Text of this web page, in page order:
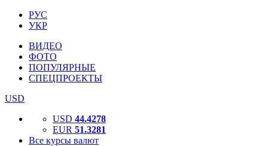
РУС
УКР
ВИДЕО
ФОТО
ПОПУЛЯРНЫЕ
СПЕЦПРОЕКТЫ
USD
USD 44.4278
EUR 51.3281
Все курсы валют